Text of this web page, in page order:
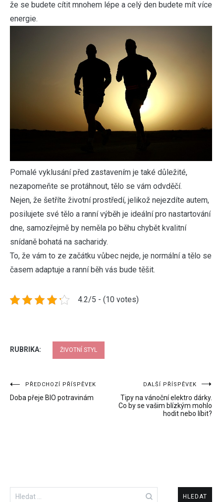
že se budete cítit mnohem lépe a celý den budete mít více
energie.
Pomalé vyklusání před zastavením je také důležité,
nezapomeňte se protáhnout, tělo se vám odvděčí.
Nejen, že šetříte životní prostředí, jelikož nejezdíte autem,
posilujete své tělo a ranní výběh je ideální pro nastartování
dne, samozřejmě by neměla po běhu chybět kvalitní
snídaně bohatá na sacharidy.
To, že vám to ze začátku vůbec nejde, je normální a tělo se
časem adaptuje a ranní běh vás bude těšit.
4.2/5 - (10 votes)
RUBRIKA: ŽIVOTNÍ STYL
Navigace
pro
PŘEDCHOZÍ PŘÍSPĚVEK
Doba přeje BIO potravinám
DALŠÍ PŘÍSPĚVEK
Tipy na vánoční elektro dárky.
Co by se vašim blízkým mohlo
hodit nebo líbit?